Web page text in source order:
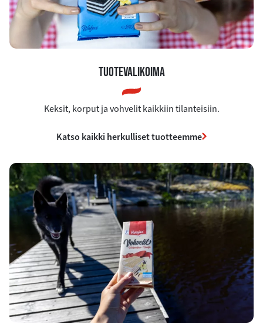
TUOTEVALIKOIMA
Keksit, korput ja vohvelit kaikkiin tilanteisiin.
Katso kaikki herkulliset tuotteemme